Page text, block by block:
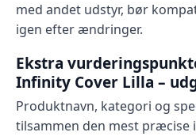
med andet udstyr, bør
igen efter ændringer.
Ekstra
Infinity Cover Lilla –
Produktnavn, kategori og
tilsammen den mest præcise